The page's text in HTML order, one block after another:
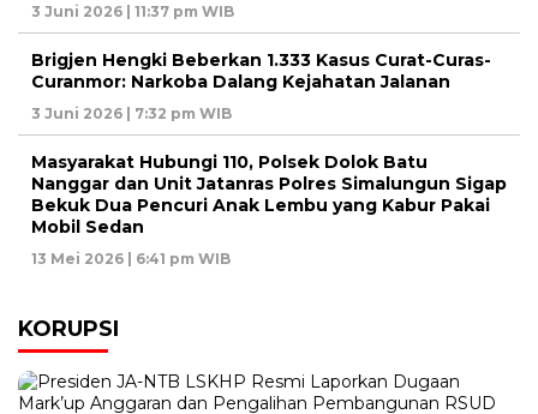
3 Juni 2026 | 11:37 pm WIB
Brigjen Hengki Beberkan 1.333 Kasus Curat-Curas-
Curanmor: Narkoba Dalang Kejahatan Jalanan
3 Juni 2026 | 7:32 pm WIB
Masyarakat Hubungi 110, Polsek Dolok Batu
Nanggar dan Unit Jatanras Polres Simalungun Sigap
Bekuk Dua Pencuri Anak Lembu yang Kabur Pakai
Mobil Sedan
13 Mei 2026 | 6:41 pm WIB
KORUPSI